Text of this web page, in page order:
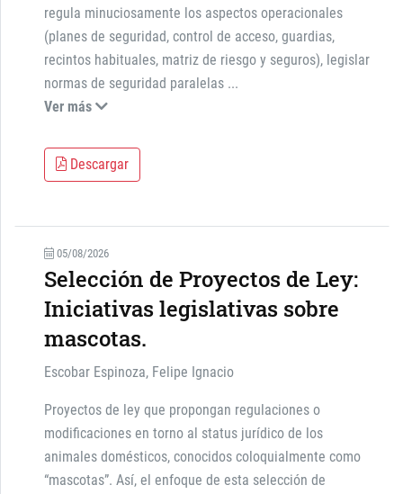
regula minuciosamente los aspectos operacionales
(planes de seguridad, control de acceso, guardias,
recintos habituales, matriz de riesgo y seguros), legislar
normas de seguridad paralelas ...
Ver más
Descargar
05/08/2026
Selección de Proyectos de Ley:
Iniciativas legislativas sobre
mascotas.
Escobar Espinoza, Felipe Ignacio
Proyectos de ley que propongan regulaciones o
modificaciones en torno al status jurídico de los
animales domésticos, conocidos coloquialmente como
“mascotas”. Así, el enfoque de esta selección de